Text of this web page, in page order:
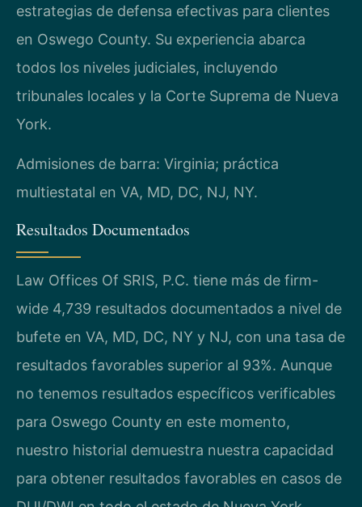
estrategias de defensa efectivas para clientes
en Oswego County. Su experiencia abarca
todos los niveles judiciales, incluyendo
tribunales locales y la Corte Suprema de Nueva
York.
Admisiones de barra: Virginia; práctica
multiestatal en VA, MD, DC, NJ, NY.
Resultados Documentados
Law Offices Of SRIS, P.C. tiene más de firm-
wide 4,739 resultados documentados a nivel de
bufete en VA, MD, DC, NY y NJ, con una tasa de
resultados favorables superior al 93%. Aunque
no tenemos resultados específicos verificables
para Oswego County en este momento,
nuestro historial demuestra nuestra capacidad
para obtener resultados favorables en casos de